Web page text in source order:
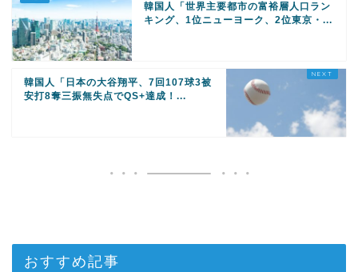
韓国人「世界主要都市の富裕層人口ラン
キング、1位ニューヨーク、2位東京・...
韓国人「日本の大谷翔平、7回107球3被
安打8奪三振無失点でQS+達成！...
おすすめ記事